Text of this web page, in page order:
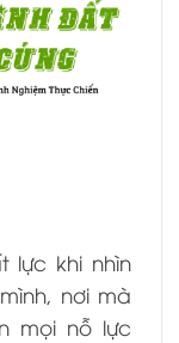
lực khi nhìn
nơi mà
mọi nỗ lực